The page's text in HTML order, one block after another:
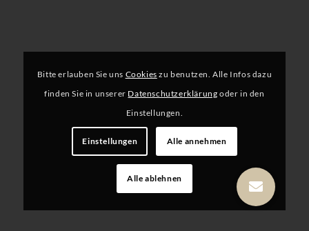
Bitte erlauben Sie uns Cookies zu benutzen. Alle Infos dazu
finden Sie in unserer Datenschutzerklärung oder in den
Einstellungen.
Einstellungen Alle annehmen
Alle ablehnen